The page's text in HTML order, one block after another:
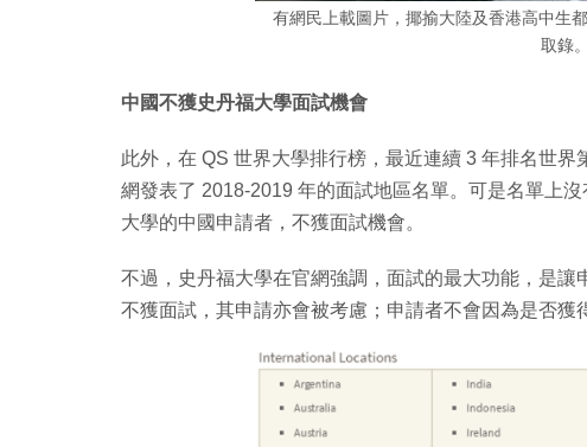
有網民上載圖片，揶揄大陸及香港高中生
取錄。
中國不獲史丹福大學面試機會
此外，在 QS 世界大學排行榜，最近連續 3 年排名世
網發表了 2018-2019 年的面試地區名單。可是名單上
大學的中國申請者，不獲面試機會。
不過，史丹福大學在官網強調，面試的最大功能，是
不獲面試，其申請亦會被考慮；申請者不會因為是否獲